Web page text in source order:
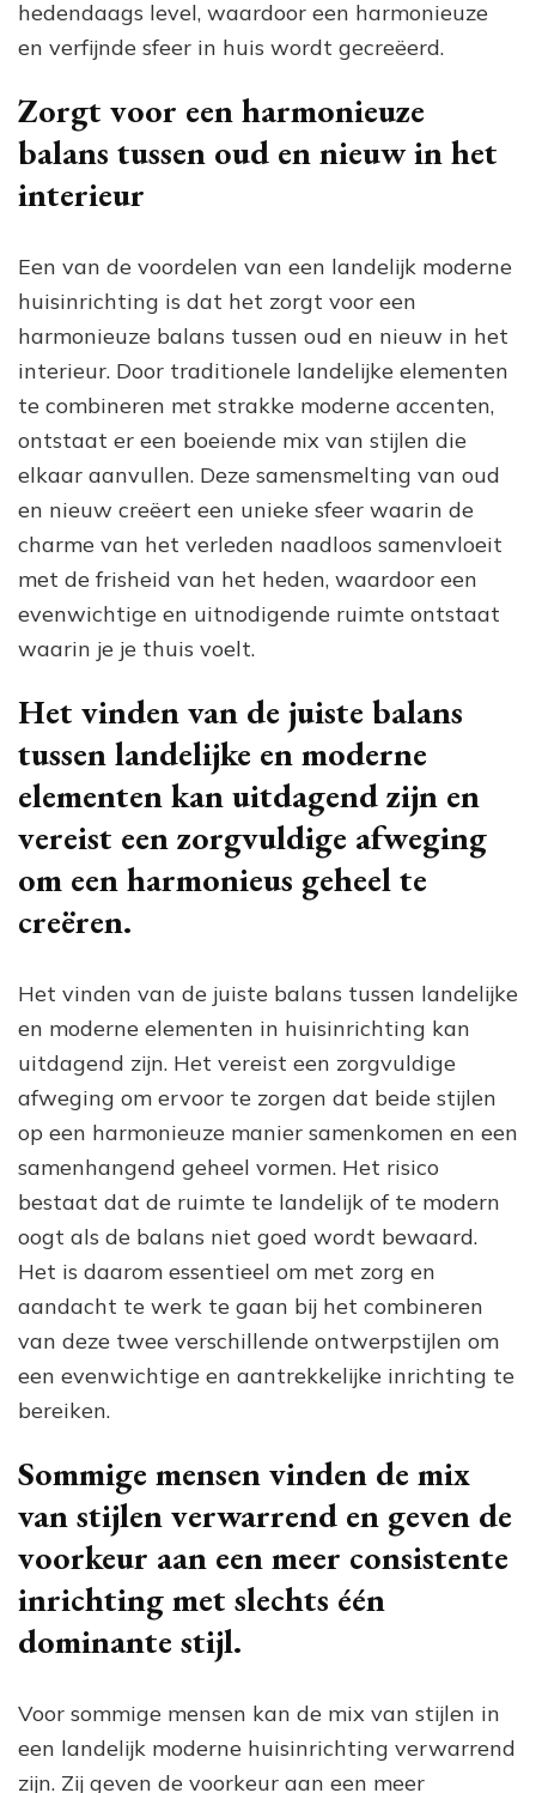
hedendaags level, waardoor een harmonieuze
en verfijnde sfeer in huis wordt gecreëerd.
Zorgt voor een harmonieuze
balans tussen oud en nieuw in het
interieur
Een van de voordelen van een landelijk moderne
huisinrichting is dat het zorgt voor een
harmonieuze balans tussen oud en nieuw in het
interieur. Door traditionele landelijke elementen
te combineren met strakke moderne accenten,
ontstaat er een boeiende mix van stijlen die
elkaar aanvullen. Deze samensmelting van oud
en nieuw creëert een unieke sfeer waarin de
charme van het verleden naadloos samenvloeit
met de frisheid van het heden, waardoor een
evenwichtige en uitnodigende ruimte ontstaat
waarin je je thuis voelt.
Het vinden van de juiste balans
tussen landelijke en moderne
elementen kan uitdagend zijn en
vereist een zorgvuldige afweging
om een harmonieus geheel te
creëren.
Het vinden van de juiste balans tussen landelijke
en moderne elementen in huisinrichting kan
uitdagend zijn. Het vereist een zorgvuldige
afweging om ervoor te zorgen dat beide stijlen
op een harmonieuze manier samenkomen en een
samenhangend geheel vormen. Het risico
bestaat dat de ruimte te landelijk of te modern
oogt als de balans niet goed wordt bewaard.
Het is daarom essentieel om met zorg en
aandacht te werk te gaan bij het combineren
van deze twee verschillende ontwerpstijlen om
een evenwichtige en aantrekkelijke inrichting te
bereiken.
Sommige mensen vinden de mix
van stijlen verwarrend en geven de
voorkeur aan een meer consistente
inrichting met slechts één
dominante stijl.
Voor sommige mensen kan de mix van stijlen in
een landelijk moderne huisinrichting verwarrend
zijn. Zij geven de voorkeur aan een meer